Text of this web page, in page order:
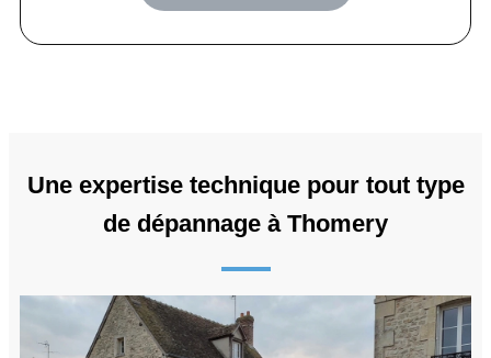
Une expertise technique pour tout type
de dépannage à Thomery